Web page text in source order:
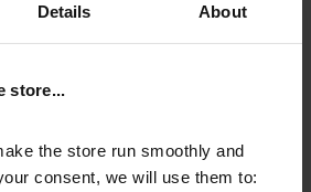
Details About
the store run smoothly and
consent, we will use them to:
- Bestimmung des